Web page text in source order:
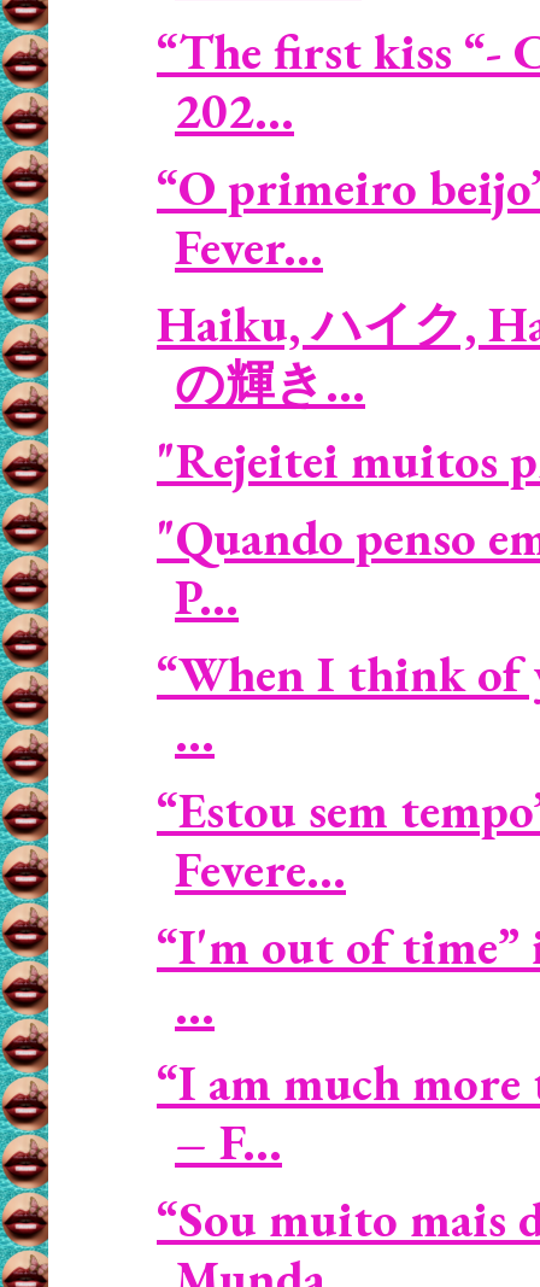
“The first kiss “-
202...
“O primeiro
Fever...
Haiku, ハイク,
の輝き...
"Rejeitei muitos
"Quando penso
P...
“When I think of
...
“Estou sem
Fevere...
“I'm out of time”
...
“I am much
– F...
“Sou muito mais